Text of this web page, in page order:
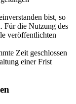
bist, so
Für die Nutzung des
veröffentlichten
Zeit geschlossen
einer Frist